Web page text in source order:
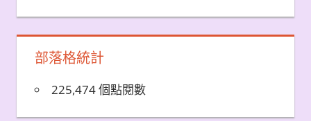
部落格統計
225,474 個點閱數